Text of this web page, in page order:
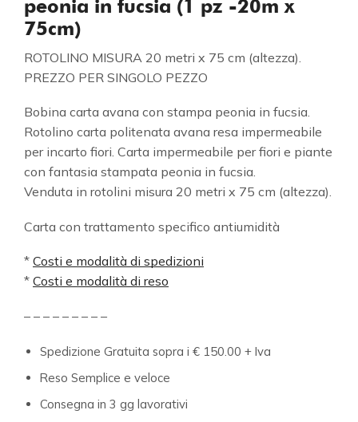
peonia in fucsia (1 pz -20m x
75cm)
ROTOLINO MISURA 20 metri x 75 cm (altezza).
PREZZO PER SINGOLO PEZZO
Bobina carta avana con stampa peonia in fucsia.
Rotolino carta politenata avana resa impermeabile
per incarto fiori. Carta impermeabile per fiori e piante
con fantasia stampata peonia in fucsia.
Venduta in rotolini misura 20 metri x 75 cm (altezza).
Carta con trattamento specifico antiumidità
* Costi e modalità di spedizioni
* Costi e modalità di reso
– – – – – – – – –
Spedizione Gratuita sopra i € 150.00 + Iva
Reso Semplice e veloce
Consegna in 3 gg lavorativi